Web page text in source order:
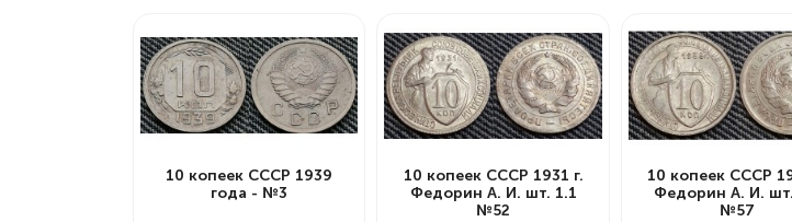
10 копеек СССР 1939
года - №3
10 копеек СССР 1931 г.
Федорин А. И. шт. 1.1
№52
10 копеек СССР
Федорин А. И.
№57